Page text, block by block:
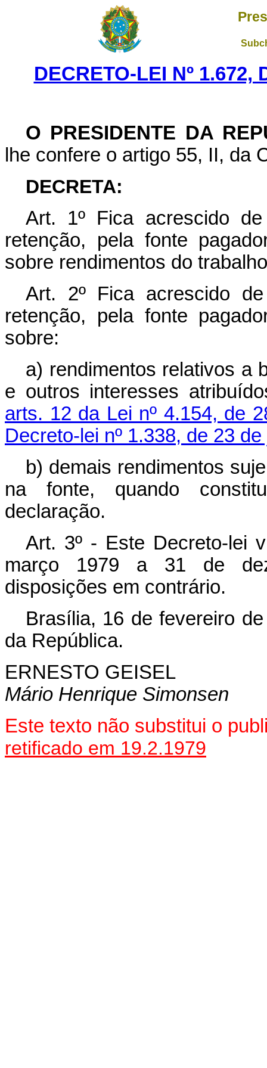
DECRETO-LEI Nº 1.672,
O PRESIDENTE DA
lhe confere o artigo 55, II, da
DECRETA:
Art. 1º Fica acrescido
retenção, pela fonte
sobre rendimentos do
Art. 2º Fica acrescido
retenção, pela fonte
sobre:
a) rendimentos relativos a
e outros interesses
arts. 12 da Lei nº 4.154, de
Decreto-lei nº 1.338, de 23
b) demais rendimentos
na fonte, quando
declaração.
Art. 3º - Este Decreto-lei
março 1979 a 31 de
disposições em contrário.
Brasília, 16 de fevereiro
da República.
ERNESTO GEISEL
Mário Henrique Simonsen
Este texto não substitui o
retificado em 19.2.1979